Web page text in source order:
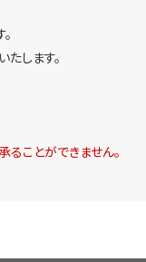
します。
ことができません。